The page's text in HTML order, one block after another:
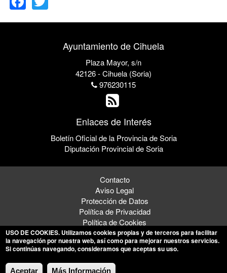
Ayuntamiento de Cihuela
Plaza Mayor, s/n
42126 - Cihuela (Soria)
976230115
Enlaces de Interés
Boletín Oficial de la Provincia de Soria
Diputación Provincial de Soria
Contacto
Aviso Legal
Protección de Datos
Política de Privacidad
Política de Cookies
© 2026 Ayuntamiento de Cihuela
USO DE COOKIES. Utilizamos cookies propias y de terceros para facilitar
la navegación por nuestra web, así como para mejorar nuestros servicios.
Si continúas navegando, consideramos que aceptas su uso.
Aceptar Más Información